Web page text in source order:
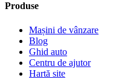
Produse
Mașini de vânzare
Blog
Ghid auto
Centru de ajutor
Hartă site